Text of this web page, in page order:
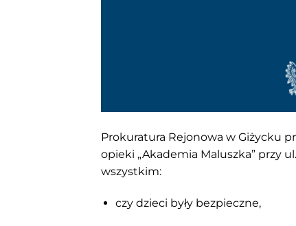
Prokuratura Rejonowa w Giżycku
opieki „Akademia Maluszka” przy
wszystkim:
czy dzieci były bezpieczne,